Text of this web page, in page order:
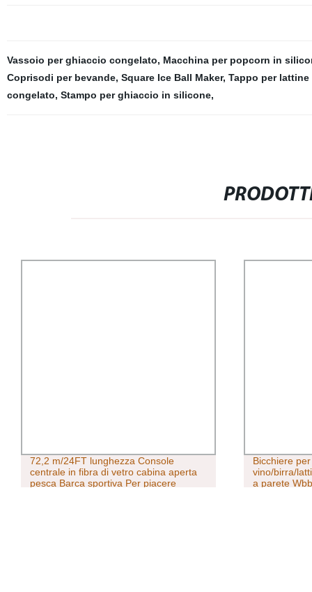
Vassoio per ghiaccio congelato, Macchina per popcorn in
Coprisodi per bevande, Square Ice Ball Maker, Tappo per
congelato, Stampo per ghiaccio in silicone,
72,2 m/24FT lunghezza Console
centrale in fibra di vetro cabina aperta
pesca Barca sportiva Per piacere
Bicchiere per
vino/birra/
a parete